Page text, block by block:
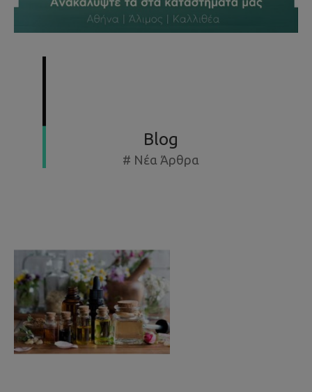
Blog
# Νέα Άρθρα